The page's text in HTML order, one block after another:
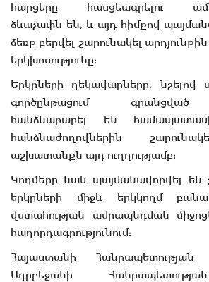
հարցերը հասցեագրելու
ձևաչափն են, և այդ հիմքով
ձեռք բերվել շարունակել
երկխոսությունը:
Երկրների ղեկավարները,
գործընթացում գրանցված
հանձնարարել են
հանձնաժողովներին
աշխատանքն այդ ուղղությամբ:
Կողմերը նաև պայմանավորվել են
երկրների միջև երկկողմ
վստահության ամրապնդման
հաղորդագրությունում:
Հայաստանի
Ադրբեջանի